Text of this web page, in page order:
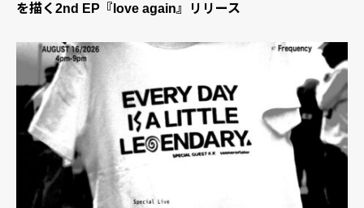
を描く2nd EP『love again』リリース